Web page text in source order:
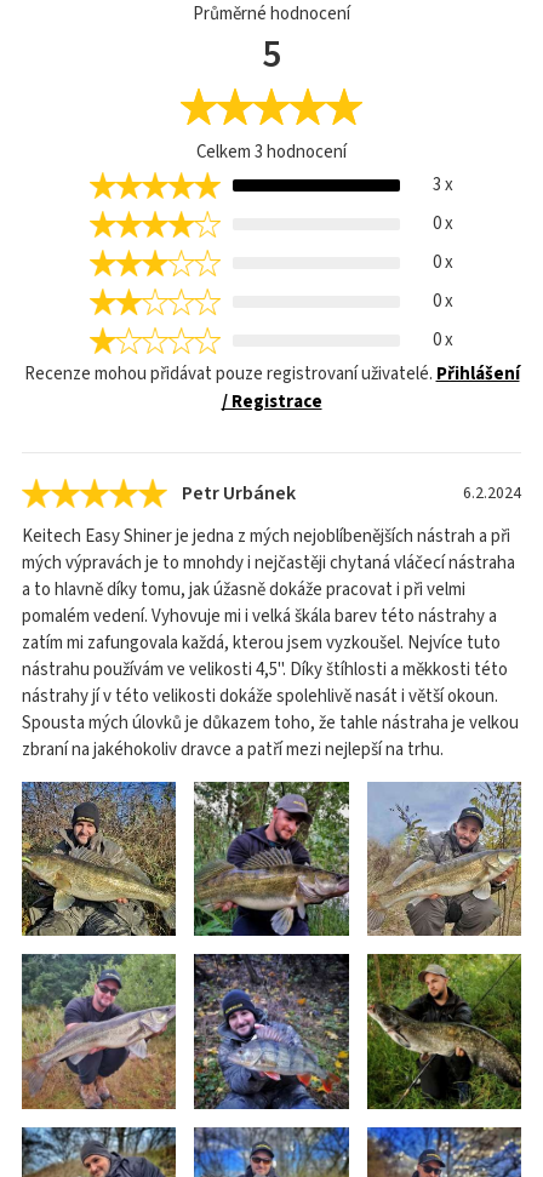
Průměrné hodnocení
5
Celkem3hodnocení
3 x
0 x
0 x
0 x
0 x
Recenze mohou přidávat pouze registrovaní uživatelé. Přihlášení
/ Registrace
Petr Urbánek 6.2.2024
Keitech Easy Shiner je jedna z mých nejoblíbenějších nástrah a při
mých výpravách je to mnohdy i nejčastěji chytaná vláčecí nástraha
a to hlavně díky tomu, jak úžasně dokáže pracovat i při velmi
pomalém vedení. Vyhovuje mi i velká škála barev této nástrahy a
zatím mi zafungovala každá, kterou jsem vyzkoušel. Nejvíce tuto
nástrahu používám ve velikosti 4,5". Díky štíhlosti a měkkosti této
nástrahy jí v této velikosti dokáže spolehlivě nasát i větší okoun.
Spousta mých úlovků je důkazem toho, že tahle nástraha je velkou
zbraní na jakéhokoliv dravce a patří mezi nejlepší na trhu.